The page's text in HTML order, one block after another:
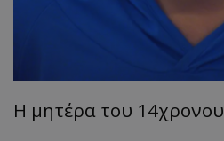
Η μητέρα του 14χρονου